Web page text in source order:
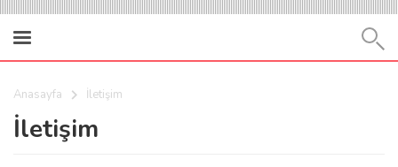
Anasayfa İletişim
İletişim